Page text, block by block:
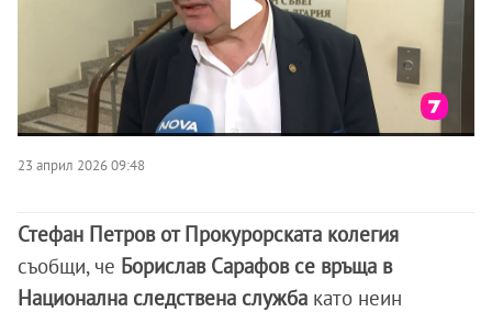
23 април 2026 09:48
Стефан Петров от Прокурорската колегия
съобщи, че Борислав Сарафов се връща в
Национална следствена служба като неин